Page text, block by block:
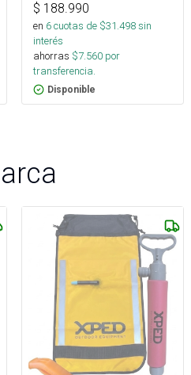
$ 188.990
en 6cuotas de $31.498sin
interés
ahorras $7.560 por
transferencia.
Disponible